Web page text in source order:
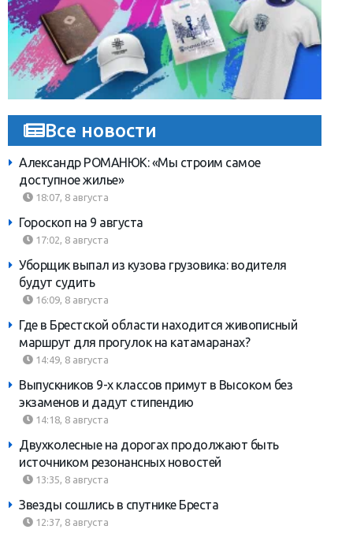
Все новости
Александр РОМАНЮК: «Мы строим самое
доступное жилье»
18:07, 8 августа
Гороскоп на 9 августа
17:02, 8 августа
Уборщик выпал из кузова грузовика: водителя
будут судить
16:09, 8 августа
Где в Брестской области находится живописный
маршрут для прогулок на катамаранах?
14:49, 8 августа
Выпускников 9-х классов примут в Высоком без
экзаменов и дадут стипендию
14:18, 8 августа
Двухколесные на дорогах продолжают быть
источником резонансных новостей
13:35, 8 августа
Звезды сошлись в спутнике Бреста
12:37, 8 августа